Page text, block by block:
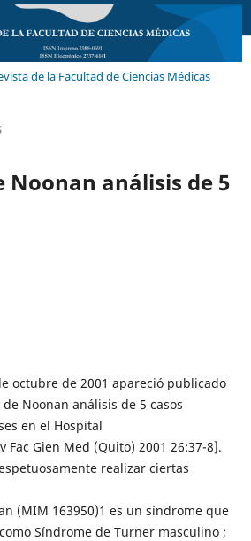
de la Facultad de Ciencias Médicas
Noonan análisis de 5
octubre de 2001 apareció publicado
Noonan análisis de 5 casos
en el Hospital
Fac Gien Med (Quito) 2001 26:37-8].
realizar ciertas
(MIM 163950)1 es un síndrome que
Síndrome de Turner masculino ;